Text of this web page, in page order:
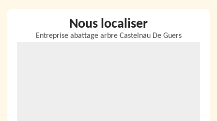
Nous localiser
Entreprise abattage arbre Castelnau De Guers